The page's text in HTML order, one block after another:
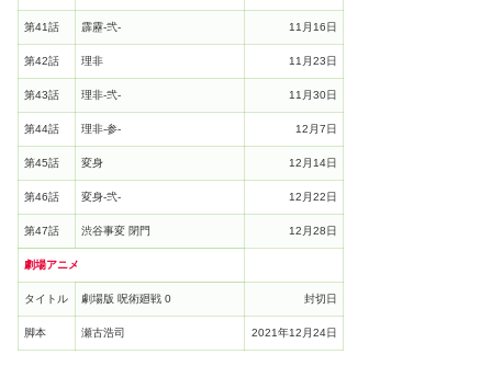
第41話 霹靂-弐- 11月16日
第42話 理非 11月23日
第43話 理非-弐- 11月30日
第44話 理非-参- 12月7日
第45話 変身 12月14日
第46話 変身-弐- 12月22日
第47話 渋谷事変 閉門 12月28日
劇場アニメ
タイトル 劇場版 呪術廻戦 0 封切日
脚本 瀬古浩司 2021年12月24日